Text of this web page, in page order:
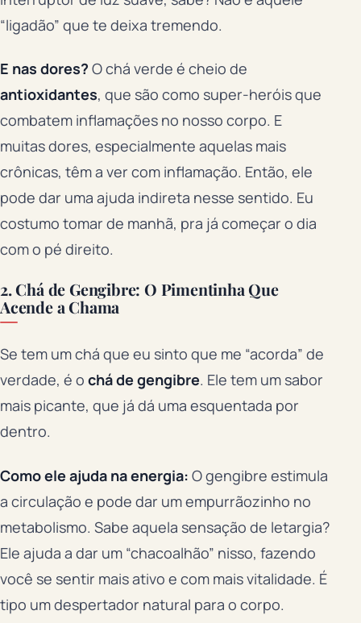
“ligadão” que te deixa tremendo.
E nas dores? O chá verde é cheio de
antioxidantes, que são como super-heróis que
combatem inflamações no nosso corpo. E
muitas dores, especialmente aquelas mais
crônicas, têm a ver com inflamação. Então, ele
pode dar uma ajuda indireta nesse sentido. Eu
costumo tomar de manhã, pra já começar o dia
com o pé direito.
2. Chá de Gengibre: O Pimentinha Que
Acende a Chama
Se tem um chá que eu sinto que me “acorda” de
verdade, é o chá de gengibre. Ele tem um sabor
mais picante, que já dá uma esquentada por
dentro.
Como ele ajuda na energia: O gengibre estimula
a circulação e pode dar um empurrãozinho no
metabolismo. Sabe aquela sensação de letargia?
Ele ajuda a dar um “chacoalhão” nisso, fazendo
você se sentir mais ativo e com mais vitalidade. É
tipo um despertador natural para o corpo.